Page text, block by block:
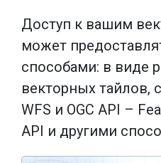
Доступ к вашим
может
способами: в виде
векторных тайлов,
WFS и OGC API –
API и другими